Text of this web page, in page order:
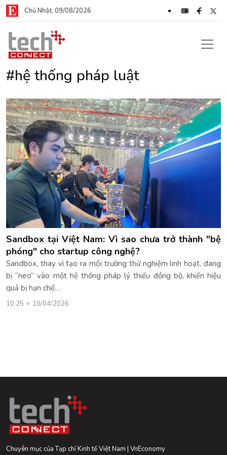
Chủ Nhật, 09/08/2026
#hệ thống pháp luật
Sandbox tại Việt Nam: Vì sao chưa trở thành "bệ
phóng" cho startup công nghệ?
Sandbox, thay vì tạo ra môi trường thử nghiệm linh hoạt, đang
bị “neo” vào một hệ thống pháp lý thiếu đồng bộ, khiến hiệu
quả bị hạn chế…
10:25 10/04/2026
Chuyên mục của Tạp chí Kinh tế Việt Nam | VnEconomy